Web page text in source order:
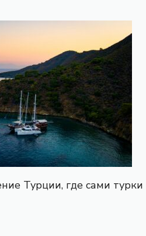
Турции, где сами турки